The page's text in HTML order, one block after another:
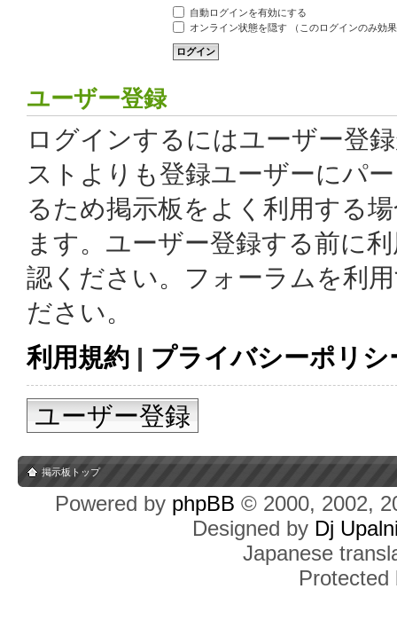
自動ログインを有効にする
オンライン状態を隠す （このログインのみ効
ユーザー登録
ログインするにはユーザー登
ストよりも登録ユーザーにパ
るため掲示板をよく利用する
ます。ユーザー登録する前に
認ください。フォーラムを利
ださい。
利用規約 | プライバシーポリシ
ユーザー登録
掲示板トップ
Powered by phpBB © 2000, 2002,
Designed by Dj
Japanese